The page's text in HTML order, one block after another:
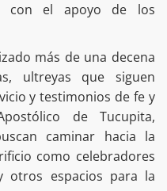
con el apoyo de los
más de una decena
ultreyas que siguen
y testimonios de fe y
de Tucupita,
caminar hacia la
como celebradores
otros espacios para la